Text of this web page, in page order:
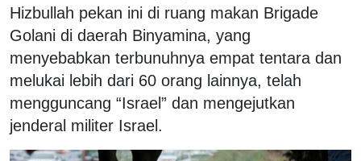
Hizbullah pekan ini di ruang makan Brigade
Golani di daerah Binyamina, yang
menyebabkan terbunuhnya empat tentara dan
melukai lebih dari 60 orang lainnya, telah
mengguncang “Israel” dan mengejutkan
jenderal militer Israel.